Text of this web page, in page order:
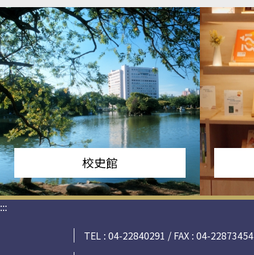
校史館
:::
TEL : 04-22840291 / FAX : 04-22873454